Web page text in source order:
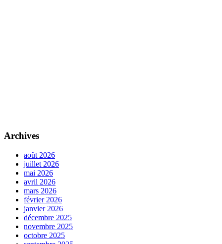
Archives
août 2026
juillet 2026
mai 2026
avril 2026
mars 2026
février 2026
janvier 2026
décembre 2025
novembre 2025
octobre 2025